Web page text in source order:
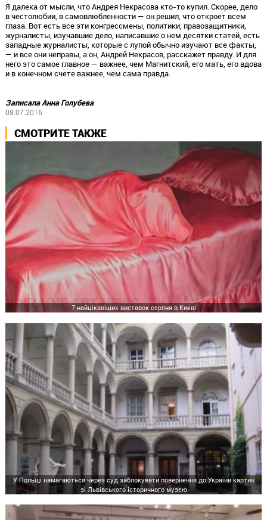
Я далека от мысли, что Андрея Некрасова кто-то купил. Скорее, дело
в честолюбии, в самовлюбленности — он решил, что откроет всем
глаза. Вот есть все эти конгрессмены, политики, правозащитники,
журналисты, изучавшие дело, написавшие о нем десятки статей, есть
западные журналисты, которые с лупой обычно изучают все факты,
— и все они неправы, а он, Андрей Некрасов, расскажет правду. И для
него это самое главное — важнее, чем Магнитский, его мать, его вдова
и в конечном счете важнее, чем сама правда.
Записала Анна Голубева
08.07.2016
СМОТРИТЕ ТАКЖЕ
7 найцікавіших виставок серпня в Києві
У Польщі намагаються через суд заблокувати повернення до України картин
зі Львівського історичного музею